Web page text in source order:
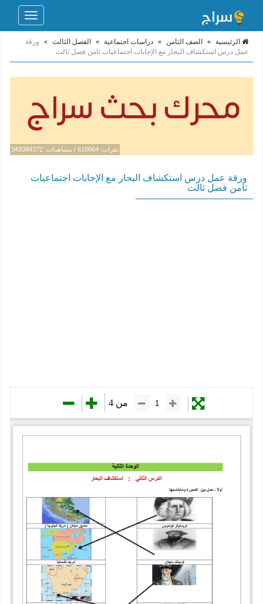
Toggle
الرئيسية » الصف الثامن » دراسات اجتماعية » الفصل الثالث »
ورقة
عمل درس استكشاف البحار مع الإجابات اجتماعيات ثامن فصل ثالث
نقرات: 616664 / مشاهدات: 343384372
ورقة عمل درس استكشاف البحار مع الإجابات اجتماعيات
ثامن فصل ثالث